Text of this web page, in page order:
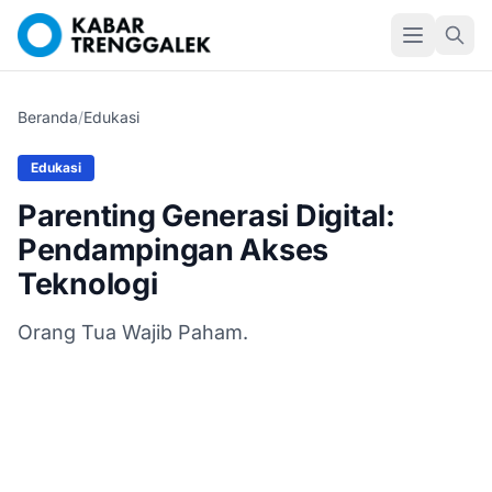
Beranda/Edukasi
Edukasi
Parenting Generasi Digital:
Pendampingan Akses
Teknologi
Orang Tua Wajib Paham.